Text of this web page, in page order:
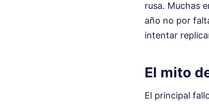
rusa. Muchas
año no por
intentar
El mito
El principal